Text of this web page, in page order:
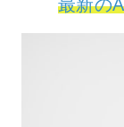
最新の